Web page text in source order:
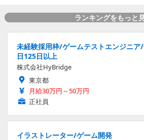
ランキングをもっと
未経験採用枠/ゲームテストエンジニ
日125日以上
株式会社HyBridge
東京都
月給30万円～50万円
正社員
イラストレーター/ゲーム開発